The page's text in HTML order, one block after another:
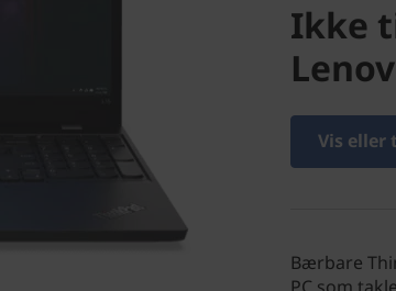
Ikke
Vis eller
Bærbare